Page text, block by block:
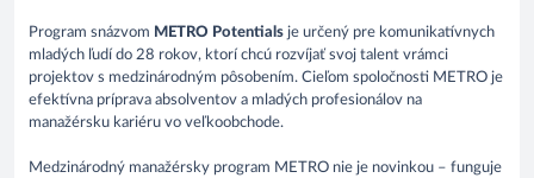
Program snázvom METRO Potentials je určený pre komunikatívnych
mladých ľudí do 28 rokov, ktorí chcú rozvíjať svoj talent vrámci
projektov s medzinárodným pôsobením. Cieľom spoločnosti METRO je
efektívna príprava absolventov a mladých profesionálov na
manažérsku kariéru vo veľkoobchode.
Medzinárodný manažérsky program METRO nie je novinkou – funguje